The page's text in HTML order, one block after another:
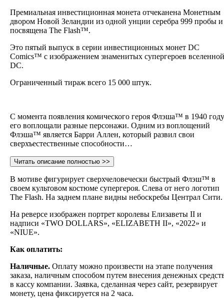
Премиальная инвестиционная монета отчеканена Монетным
двором Новой Зеландии из одной унции серебра 999 пробы и
посвящена The Flash™.
Это пятый выпуск в серии инвестиционных монет DC
Comics™ с изображением знаменитых супергероев вселенной
DC.
Ограниченный тираж всего 15 000 штук.
С момента появления комического героя Флэша™ в 1940 году
его воплощали разные персонажи. Одним из воплощений
Флэша™ является Барри Аллен, который развил свои
сверхъестественные способности…
Читать описание полностью >>
В мотиве фигурирует сверхчеловечески быстрый Флэш™ в
своем культовом костюме супергероя. Слева от него логотип
The Flash. На заднем плане видны небоскребы Централ Сити.
На реверсе изображен портрет королевы Елизаветы II и
надписи «TWO DOLLARS», «ELIZABETH II», «2022» и
«NIUE».
Как оплатить:
Наличные. Оплату можно произвести на этапе получения
заказа, наличным способом путем внесения денежных
в кассу компании. Заявка, сделанная через сайт, резервирует
монету, цена фиксируется на 2 часа.